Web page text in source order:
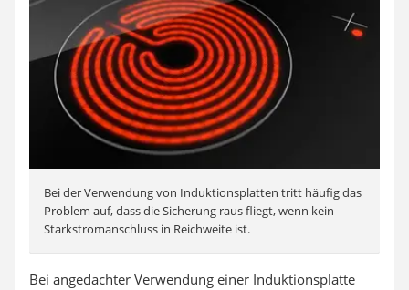
Bei der Verwendung von Induktionsplatten tritt häufig das
Problem auf, dass die Sicherung raus fliegt, wenn kein
Starkstromanschluss in Reichweite ist.
Bei angedachter Verwendung einer Induktionsplatte